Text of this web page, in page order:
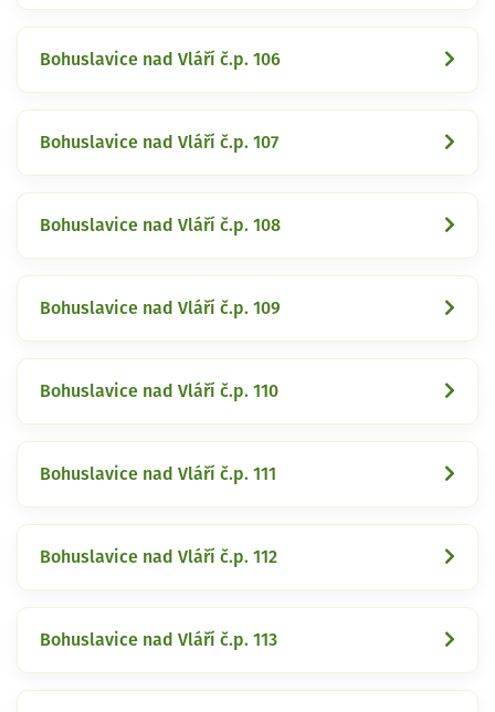
Bohuslavice nad Vláří č.p. 106
Bohuslavice nad Vláří č.p. 107
Bohuslavice nad Vláří č.p. 108
Bohuslavice nad Vláří č.p. 109
Bohuslavice nad Vláří č.p. 110
Bohuslavice nad Vláří č.p. 111
Bohuslavice nad Vláří č.p. 112
Bohuslavice nad Vláří č.p. 113